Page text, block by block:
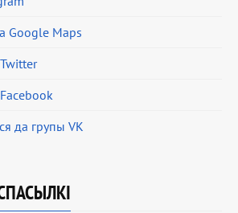
Google Maps
да групы VK